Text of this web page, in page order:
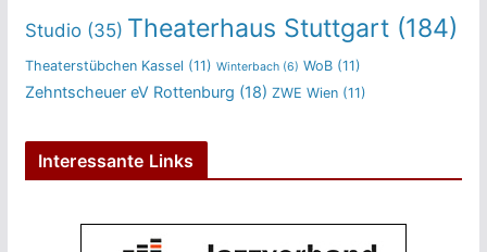
Studio(35) Theaterhaus Stuttgart(184)
Theaterstübchen Kassel (11) Winterbach(6) WoB(11)
Zehntscheuer eV Rottenburg (18) ZWE Wien(11)
Interessante Links